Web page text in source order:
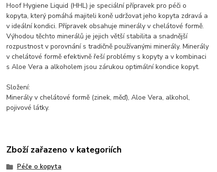
Hoof Hygiene Liquid (HHL) je speciální přípravek pro péči o
kopyta, který pomáhá majiteli koně udržovat jeho kopyta zdravá a
v ideální kondici. Přípravek obsahuje minerály v chelátové formě.
Výhodou těchto minerálů je jejich větší stabilita a snadnější
rozpustnost v porovnání s tradičně používanými minerály. Minerály
v chelátové formě efektivně řeší problémy s kopyty a v kombinaci
s Aloe Vera a alkoholem jsou zárukou optimální kondice kopyt.
Složení:
Minerály v chelátové formě (zinek, měď), Aloe Vera, alkohol,
pojivové látky.
Zboží zařazeno v kategoriích
Péče o kopyta